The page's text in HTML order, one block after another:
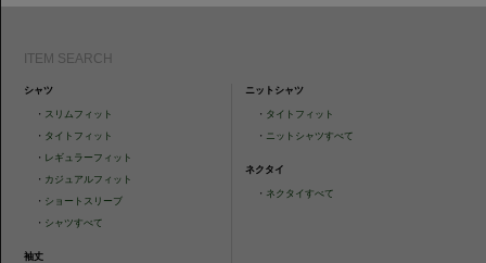
ITEM SEARCH
シャツ
・ スリムフィット
・ タイトフィット
・ レギュラーフィット
・ カジュアルフィット
・ ショートスリーブ
・ シャツすべて
袖丈
ニットシャツ
・ タイトフィット
・ ニットシャツすべて
ネクタイ
・ ネクタイすべて